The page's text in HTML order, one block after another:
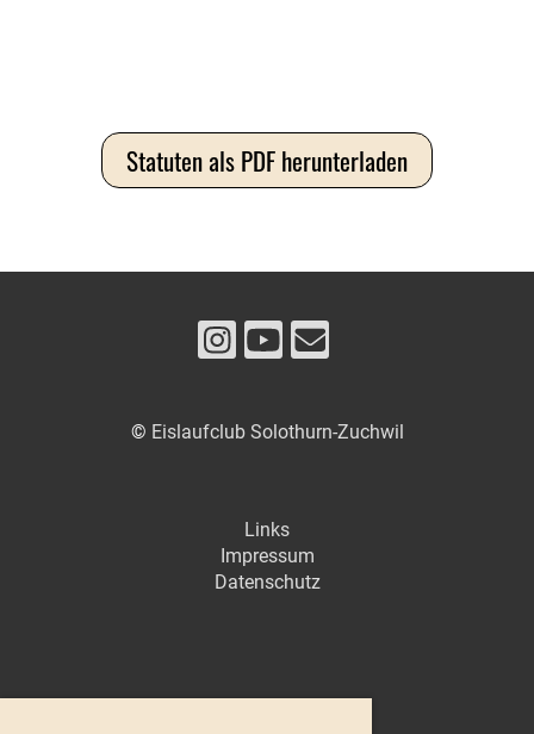
Statuten als PDF herunterladen
© Eislaufclub Solothurn-Zuchwil
Links
Impressum
Datenschutz